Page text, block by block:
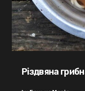
Різдвяна